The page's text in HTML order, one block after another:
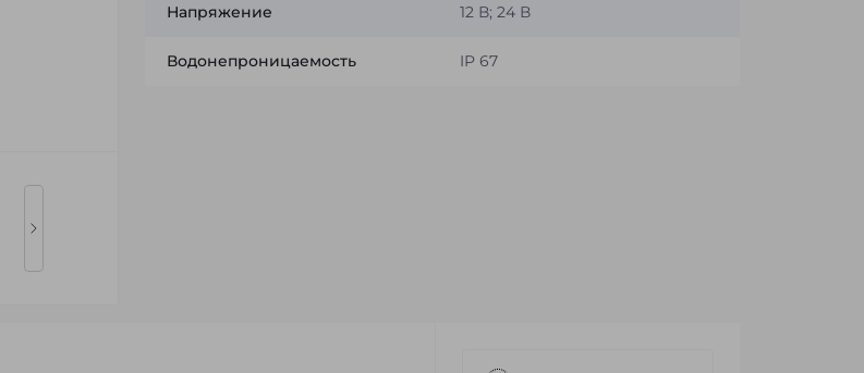
Напряжение 12 В; 24 В
Водонепроницаемость IP 67